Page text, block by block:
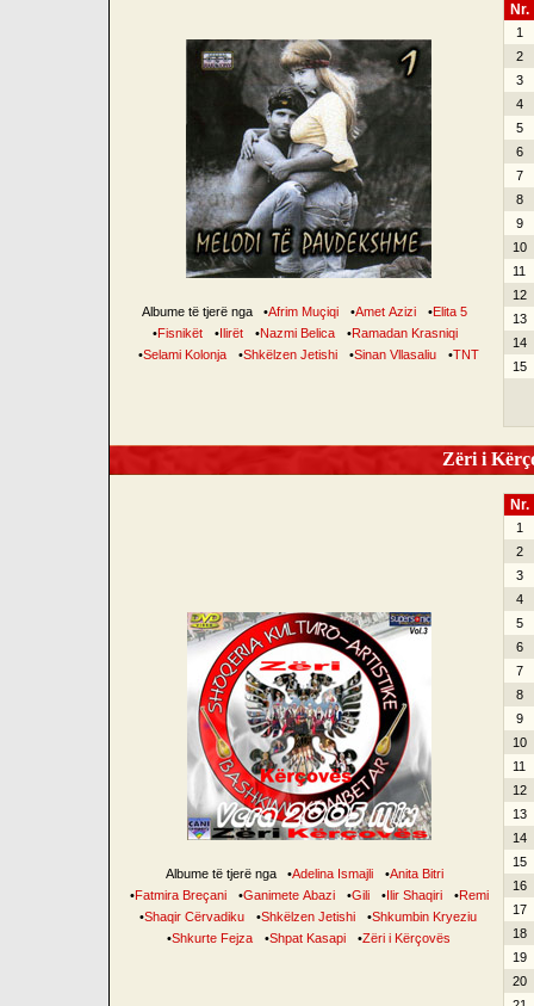
Albume të tjerë nga •Afrim Muçiqi •Amet Azizi •Elita 5
•Fisnikët •Ilirët •Nazmi Belica •Ramadan Krasniqi
•Selami Kolonja •Shkëlzen Jetishi •Sinan Vllasaliu •TNT
Nr.
1
2
3
4
5
6
7
8
9
10
11
12
13
14
15
Zëri i
Albume të tjerë nga •Adelina Ismajli •Anita Bitri
•Fatmira Breçani •Ganimete Abazi •Gili •Ilir Shaqiri •Remi
•Shaqir Cërvadiku •Shkëlzen Jetishi •Shkumbin Kryeziu
•Shkurte Fejza •Shpat Kasapi •Zëri i Kërçovës
Nr.
1
2
3
4
5
6
7
8
9
10
11
12
13
14
15
16
17
18
19
20